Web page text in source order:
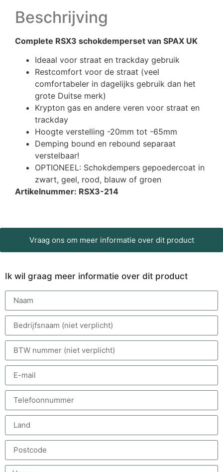
Beschrijving
Complete RSX3 schokdemperset van SPAX UK
Ideaal voor straat en trackday gebruik
Restcomfort voor de straat (veel
comfortabeler in dagelijks gebruik dan het
grote Duitse merk)
Krypton gas en andere veren voor straat en
trackday
Hoogte verstelling -20mm tot -65mm
Demping bound en rebound separaat
verstelbaar!
OPTIONEEL: Schokdempers gepoedercoat in
zwart, geel, rood, blauw of groen
Artikelnummer: RSX3-214
Vraag ons om meer informatie over dit product
Ik wil graag meer informatie over dit product